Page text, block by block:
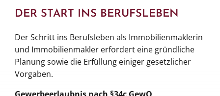
DER START INS BERUFSLEBEN
Der Schritt ins Berufsleben als Immobilienmaklerin
und Immobilienmakler erfordert eine gründliche
Planung sowie die Erfüllung einiger gesetzlicher
Vorgaben.